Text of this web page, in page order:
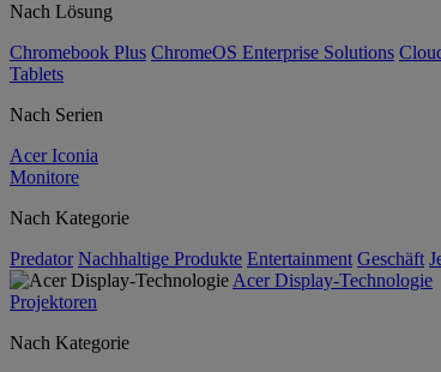
Nach Lösung
Chromebook Plus ChromeOS Enterprise Solutions
Tablets
Nach Serien
Acer Iconia
Monitore
Nach Kategorie
Predator Nachhaltige Produkte Entertainment Geschäft
Acer Display-Technologie
Projektoren
Nach Kategorie